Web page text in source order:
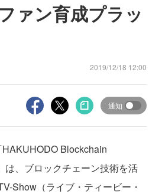
ァン育成プラッ
2019/12/18 12:00
通知
Blockchain
は、ブロックチェーン技術を活
Show（ライブ・ティービー・